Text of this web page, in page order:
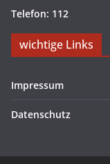
Telefon: 112
wichtige Links
Impressum
Datenschutz